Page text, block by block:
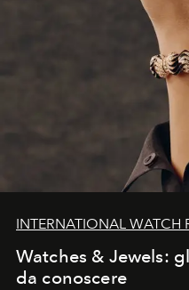
INTERNATIONAL WATCH
Watches & Jewels:
da conoscere